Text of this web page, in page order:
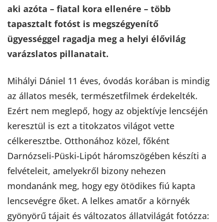
aki azóta – fiatal kora ellenére – több
tapasztalt fotóst is megszégyenítő
ügyességgel ragadja meg a helyi élővilág
varázslatos pillanatait.
Mihályi Dániel 11 éves, óvodás korában is mindig
az állatos mesék, természetfilmek érdekelték.
Ezért nem meglepő, hogy az objektívje lencséjén
keresztül is ezt a titokzatos világot vette
célkeresztbe. Otthonához közel, főként
Darnózseli-Püski-Lipót háromszögében készíti a
felvételeit, amelyekről bizony nehezen
mondanánk meg, hogy egy ötödikes fiú kapta
lencsevégre őket. A lelkes amatőr a környék
gyönyörű tájait és változatos állatvilágát fotózza: